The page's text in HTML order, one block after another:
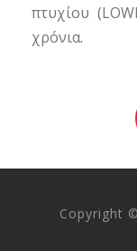
πτυχίου
χρόνια.
Copyright